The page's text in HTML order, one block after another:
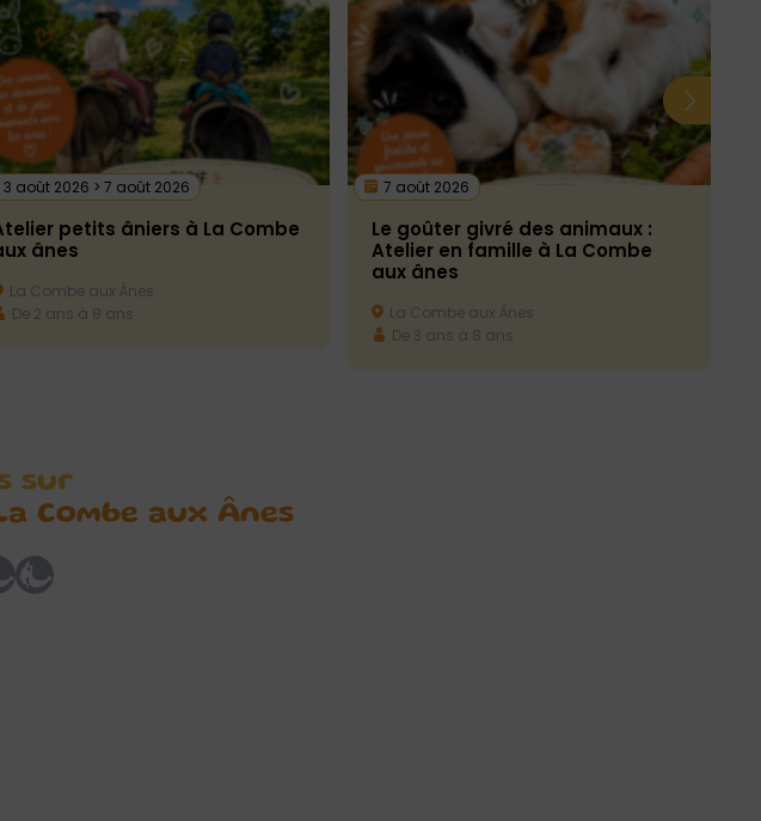
3 août 2026 > 7 août 2026
petits âniers à La Combe
ânes
La Combe aux Ânes
De 2 ans à 8 ans
7 août 2026
Le goûter givré des animaux :
Atelier en famille à La Combe
aux ânes
La Combe aux Ânes
De 3 ans à 8 ans
sur
Combe aux Ânes